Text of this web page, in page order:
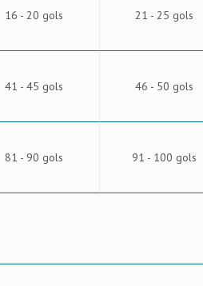
16 - 20 gols 21 - 25 gols
41 - 45 gols 46 - 50 gols
81 - 90 gols 91 - 100 gols